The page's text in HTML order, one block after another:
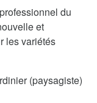
du
et
les variétés
(paysagiste)